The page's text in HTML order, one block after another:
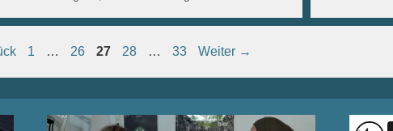
Seite
1 … Seite
26 Seite
27 Seite
28 … Seite
33 Weiter →